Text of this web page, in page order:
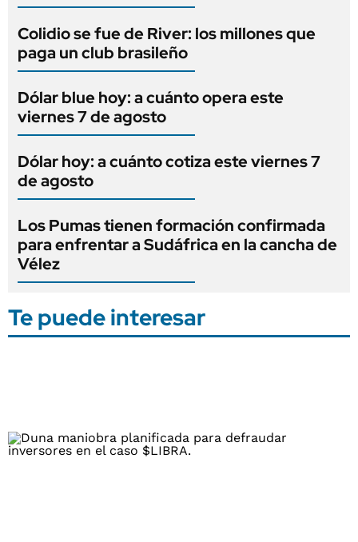
Colidio se fue de River: los millones que
paga un club brasileño
Dólar blue hoy: a cuánto opera este
viernes 7 de agosto
Dólar hoy: a cuánto cotiza este viernes 7
de agosto
Los Pumas tienen formación confirmada
para enfrentar a Sudáfrica en la cancha de
Vélez
Te puede interesar